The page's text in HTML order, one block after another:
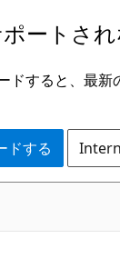
ートされ
すると、最新
ドする